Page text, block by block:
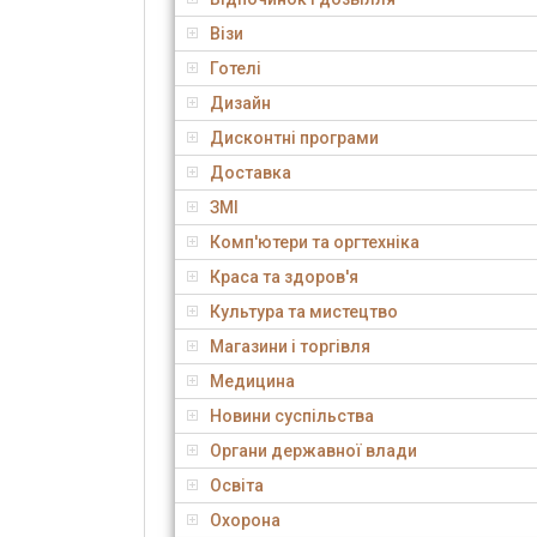
Візи
Готелі
Дизайн
Дисконтні програми
Доставка
ЗМІ
Комп'ютери та оргтехніка
Краса та здоров'я
Культура та мистецтво
Магазини і торгівля
Медицина
Новини суспільства
Органи державної влади
Освіта
Охорона